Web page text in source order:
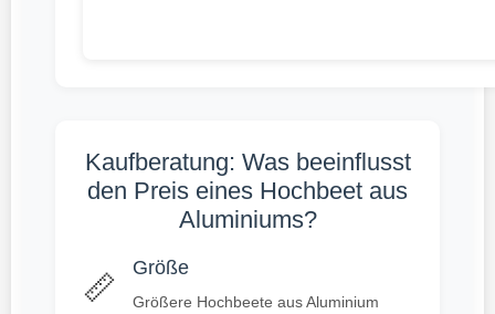
Kaufberatung: Was beeinflusst
den Preis eines Hochbeet aus
Aluminiums?
📏
Größe
Größere Hochbeete aus Aluminium